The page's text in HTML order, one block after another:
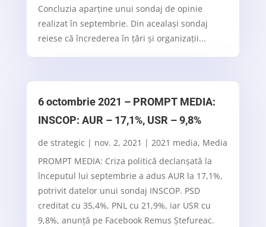
Concluzia aparține unui sondaj de opinie
realizat în septembrie. Din acealași sondaj
reiese că încrederea în țări și organizații...
6 octombrie 2021 – PROMPT MEDIA:
INSCOP: AUR – 17,1%, USR – 9,8%
de strategic | nov. 2, 2021 | 2021 media, Media
PROMPT MEDIA: Criza politică declanșată la
începutul lui septembrie a adus AUR la 17,1%,
potrivit datelor unui sondaj INSCOP. PSD
creditat cu 35,4%, PNL cu 21,9%, iar USR cu
9,8%, anunță pe Facebook Remus Ștefureac.